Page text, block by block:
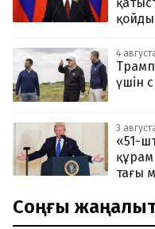
қойды
4
Трамп
үшін
3
«51-
тағы
Соңғы